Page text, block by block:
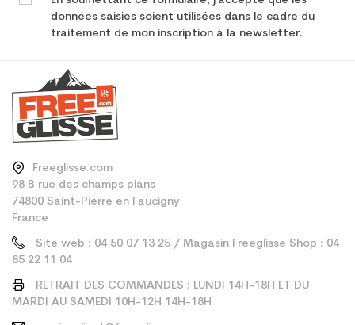
données saisies soient utilisées dans le cadre du
traitement de mon inscription à la newsletter.
Freeglisse.com
98 B rue des champs plans
74800 Saint-Pierre en Faucigny
France
Site web : 04 50 07 13 25 / Magasin Freeglisse Shop : 04
85 22 11 04
RETRAIT DES COMMANDES : LUNDI 14H-18H ET DU
MARDI AU SAMEDI 10H-12H 14H-18H